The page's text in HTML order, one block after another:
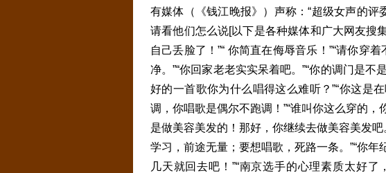
有媒体（《钱江晚报》）声称：“超级女声的评
请看他们怎么说[以下是各种媒体和广大网友搜
自己丢脸了！”“ 你简直在侮辱音乐！”“请你穿
净。”“你回家老老实实呆着吧。”“你的调门是不
好的一首歌你为什么唱得这么难听？”“你这是
调，你唱歌是偶尔不跑调！”“谁叫你这么穿的，
是做美容美发的！那好，你继续去做美容美发吧
学习，前途无量；要想唱歌，死路一条。”“你
几天就回去吧！”“南京选手的心理素质太好